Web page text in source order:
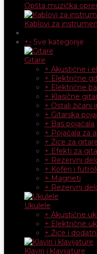
Opšta muzička
Kablovi za
+- Sve kategorije
Gitare
+ Akustične i
+ Električne
+ Električne
+ Klasične
+ Ostali žičani
+ Gitarska
+ Bas pojačala
+ Pojačala za
+ Žice za
+ Efekti za
+ Rezervni
+ Koferi i
+ Magneti
+ Rezervni
Ukulele
+ Akustične
+ Električne
+ Žice i
Klaviri i klavijature